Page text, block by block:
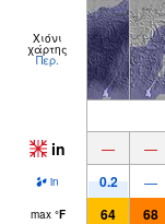
Χιόνι
χάρτης
Περ.
in — —
in 0.2 —
max °F 64 68